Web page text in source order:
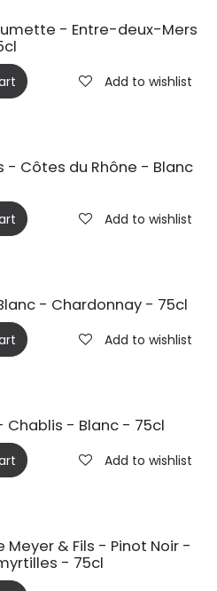
- Entre-deux-Mers
Add to wishlist
- Côtes du Rhône - Blanc
Add to wishlist
- Chardonnay - 75cl
Add to wishlist
- Blanc - 75cl
Add to wishlist
& Fils - Pinot Noir -
- 75cl